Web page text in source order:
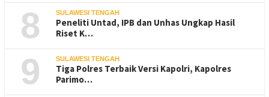
8 SULAWESI TENGAH
Peneliti Untad, IPB dan Unhas Ungkap Hasil
Riset K…
9 SULAWESI TENGAH
Tiga Polres Terbaik Versi Kapolri, Kapolres
Parimo…